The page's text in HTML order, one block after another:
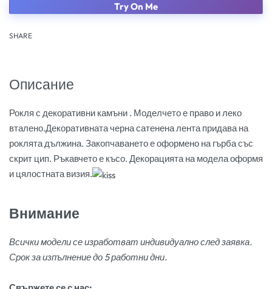
Try On Me
SHARE
Описание
Рокля с декоративни камъни . Моделчето е право и леко
вталено.Декоративната черна сатенена лента придава на
роклята дължина. Закопчаването е оформено на гърба със
скрит цип. Ръкавчето е късо. Декорацията на модела оформя
и цялостната визия.
Внимание
Всички модели се изработват индивидуално след заявка.
Срок за изпълнение до 5 работни дни.